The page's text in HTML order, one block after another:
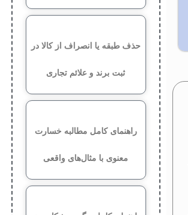
حذف طبقه یا انصراف از کالا در
ثبت برند و علائم تجاری
راهنمای کامل مطالبه خسارت
معنوی با مثال‌های واقعی